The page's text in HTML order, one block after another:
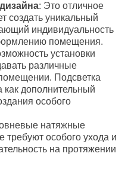
: Это отличное
создать уникальный
индивидуальность
помещения.
установки
различные
Подсветка
как дополнительный
особого
натяжные
требуют особого ухода и
на протяжении